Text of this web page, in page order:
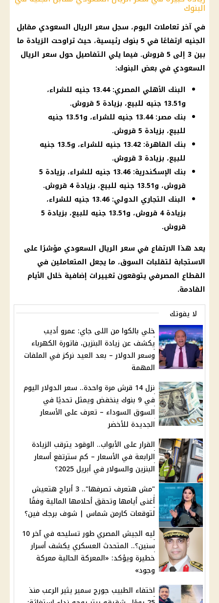
البنوك
في آخر تعاملات اليوم، سجل سعر الريال السعودي مقابل
الجنيه ارتفاعًا في 5 بنوك رئيسية، حيث تراوحت الزيادة ما
بين 3 إلى 5 قروش. فيما يلي التفاصيل حول
سعر الريال
السعودي في بعض البنوك:
البنك الأهلي المصري: 13.44 جنيه للشراء،
و13.51 جنيه للبيع، بزيادة 5 قروش.
بنك مصر: 13.44 جنيه للشراء، و13.51 جنيه
للبيع، بزيادة 5 قروش.
بنك القاهرة: 13.42 جنيه للشراء، و13.5 جنيه
للبيع، بزيادة 3 قروش.
بنك الإسكندرية: 13.46 جنيه للشراء، بزيادة 5
قروش، و13.51 جنيه للبيع، بزيادة 4 قروش.
البنك التجاري الدولي: 13.46 جنيه للشراء،
بزيادة 4 قروش، و13.51 جنيه للبيع، بزيادة 5
قروش.
يعد هذا الارتفاع في سعر الريال السعودي مؤشرًا على
الاستجابة لتقلبات السوق، ما يجعل المتعاملين في
القطاع المصرفي يتوقعون تغييرات إضافية خلال الأيام
القادمة.
لا يفوتك
خلي بالكوا من اللى جاي: عمرو أديب
يكشف عن زيادة البنزين، فاتورة الكهرباء
وسعر الدولار – بعد العيد نركز في الملفات
المهمة
نزل 14 قرش مرة واحدة.. سعر الدولار اليوم
في 9 بنوك ينخفض ويمثل تحديًا في
السوق السوداء – تعرف على الأسعار
الجديدة للأخضر
القرار على الأبواب.. الوقود يترقب الزيادة
الرابعة في الأسعار – كم سترتفع أسعار
البنزين والسولار في أبريل 2025؟
"مش هتعرف تصرفها".. 3 أبراج هتعيش
أغنى أيامها وتحقق أحلامها المالية وفقًا
لتوقعات كارمن شماس | شوف برجك فين؟
ليه الجيش المصري طور تسليحه في آخر 10
سنين؟.. المتحدث العسكري يكشف أسرار
خطيرة ويؤكد: «المعركة الحالية معركة
وجود»
اختفاء الطبيب جورج سمير يثير الرعب منذ